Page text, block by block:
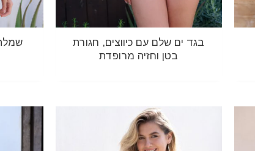
בגד ים שלם עם כיווצים, חגורת
בטן וחזיה מרופדת